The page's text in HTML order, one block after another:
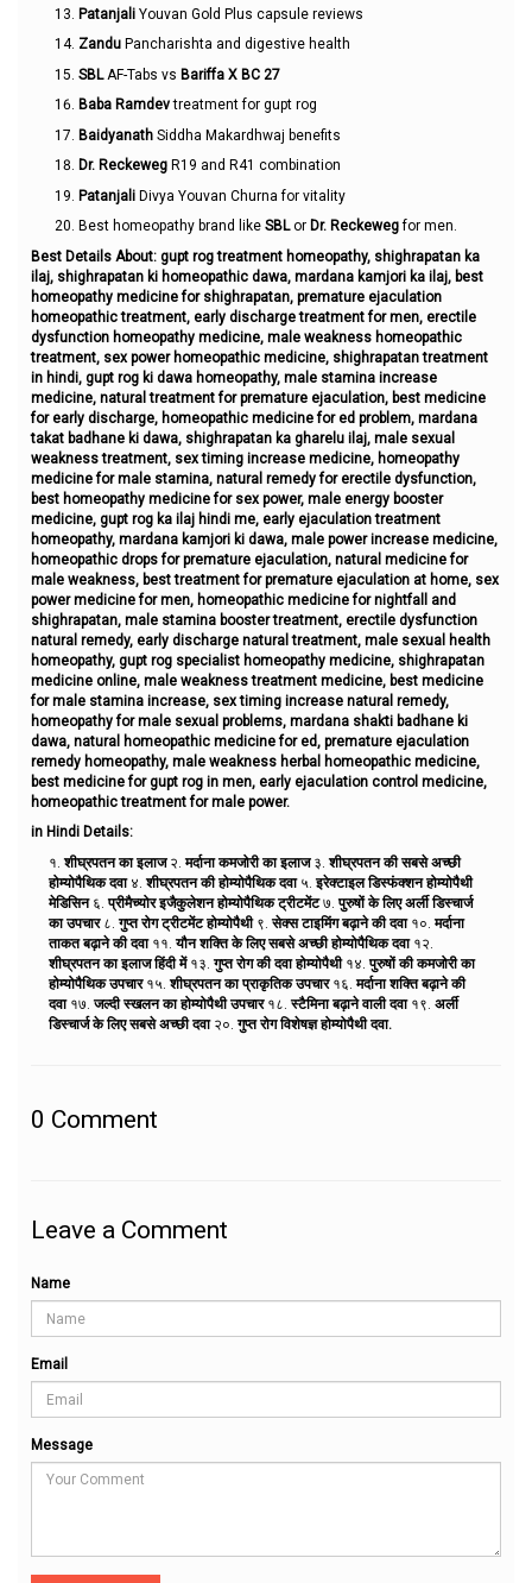
Patanjali Youvan Gold Plus capsule reviews
Zandu Pancharishta and digestive health
SBLAF-Tabs vs Bariffa X BC 27
Baba Ramdevtreatment for gupt rog
Baidyanath Siddha Makardhwaj benefits
Dr. Reckeweg R19 and R41 combination
Patanjali Divya Youvan Churna for vitality
Best homeopathy brand like SBLor Dr. Reckewegfor men.
Best Details About: gupt rog treatment homeopathy, shighrapatan ka
ilaj, shighrapatan ki homeopathic dawa, mardana kamjori ka ilaj, best
homeopathy medicine for shighrapatan, premature ejaculation
homeopathic treatment, early discharge treatment for men, erectile
dysfunction homeopathy medicine, male weakness homeopathic
treatment, sex power homeopathic medicine, shighrapatan treatment
in hindi, gupt rog ki dawa homeopathy, male stamina increase
medicine, natural treatment for premature ejaculation, best medicine
for early discharge, homeopathic medicine for ed problem, mardana
takat badhane ki dawa, shighrapatan ka gharelu ilaj, male sexual
weakness treatment, sex timing increase medicine, homeopathy
medicine for male stamina, natural remedy for erectile dysfunction,
best homeopathy medicine for sex power, male energy booster
medicine, gupt rog ka ilaj hindi me, early ejaculation treatment
homeopathy, mardana kamjori ki dawa, male power increase medicine,
homeopathic drops for premature ejaculation, natural medicine for
male weakness, best treatment for premature ejaculation at home, sex
power medicine for men, homeopathic medicine for nightfall and
shighrapatan, male stamina booster treatment, erectile dysfunction
natural remedy, early discharge natural treatment, male sexual health
homeopathy, gupt rog specialist homeopathy medicine, shighrapatan
medicine online, male weakness treatment medicine, best medicine
for male stamina increase, sex timing increase natural remedy,
homeopathy for male sexual problems, mardana shakti badhane ki
dawa, natural homeopathic medicine for ed, premature ejaculation
remedy homeopathy, male weakness herbal homeopathic medicine,
best medicine for gupt rog in men, early ejaculation control medicine,
homeopathic treatment for male power.
in Hindi Details:
१.शीघ्रपतन का इलाज२.मर्दाना कमजोरी का इलाज३.शीघ्रपतन की सबसे अच्छी
होम्योपैथिक दवा४.शीघ्रपतन की होम्योपैथिक दवा५.इरेक्टाइल डिस्फंक्शन होम्योपैथी
मेडिसिन६.प्रीमैच्योर इजैकुलेशन होम्योपैथिक ट्रीटमेंट७.पुरुषों के लिए अर्ली डिस्चार्ज
का उपचार८.गुप्त रोग ट्रीटमेंट होम्योपैथी९.सेक्स टाइमिंग बढ़ाने की दवा१०.मर्दाना
ताकत बढ़ाने की दवा११.यौन शक्ति के लिए सबसे अच्छी होम्योपैथिक दवा१२.
शीघ्रपतन का इलाज हिंदी में१३.गुप्त रोग की दवा होम्योपैथी१४.पुरुषों की कमजोरी का
होम्योपैथिक उपचार१५.शीघ्रपतन का प्राकृतिक उपचार१६.मर्दाना शक्ति बढ़ाने की
दवा१७.जल्दी स्खलन का होम्योपैथी उपचार१८.स्टैमिना बढ़ाने वाली दवा१९. अर्ली
डिस्चार्ज के लिए सबसे अच्छी दवा२०.गुप्त रोग विशेषज्ञ होम्योपैथी दवा.
0 Comment
Leave a Comment
Name
Email
Message